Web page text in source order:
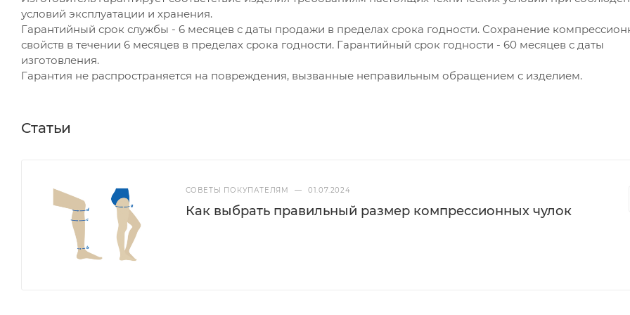
условий эксплуатации и хранения.
Гарантийный срок службы - 6 месяцев с даты продажи в пределах срока годности. Сохранение
свойств в течении 6 месяцев в пределах срока годности. Гарантийный срок годности - 60 месяцев с даты
изготовления.
Гарантия не распространяется на повреждения, вызванные неправильным обращением с изделием.
Статьи
СОВЕТЫ ПОКУПАТЕЛЯМ — 01.07.2024
Как выбрать правильный размер компрессионных чулок